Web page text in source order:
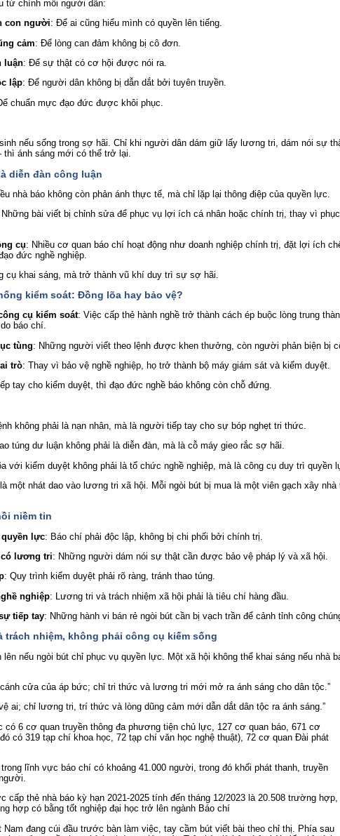
từ chính mỗi người dân:
con người: Để ai cũng hiểu mình có quyền lên tiếng.
cảm: Để lòng can đảm không bị cô đơn.
luận: Để sự thật có cơ hội được nói ra.
lập: Để người dân không bị dẫn dắt bởi tuyên truyền.
chuẩn mực đạo đức được khôi phục.
nếu sống trong sợ hãi. Chỉ khi người dân dám giữ lấy lương tri, dám nói sự
ánh sáng mới có thể trở lại.
diễn đàn công luận
nhà báo không còn phản ánh thực tế, mà chỉ lặp lại thông điệp của quyền lực.
Những bài viết bị chỉnh sửa để phục vụ lợi ích cá nhân hoặc chính trị, thay vì
cụ: Nhiều cơ quan báo chí hoạt động như doanh nghiệp chính trị, đặt lợi ích
đức nghề nghiệp.
cụ khai sáng, mà trở thành vũ khí duy trì sự sợ hãi.
kiểm soát: Đồng lõa hay bảo vệ?
cụ kiểm soát: Việc cấp thẻ hành nghề trở thành cách ép buộc lòng trung
báo chí.
tùng: Những người viết theo lệnh được khen thưởng, còn người phản biện bị
trò: Thay vì bảo vệ nghề nghiệp, họ trở thành bộ máy giám sát và kiểm duyệt.
tay cho kiểm duyệt, thì đạo đức nghề báo không còn chỗ đứng.
không phải là nạn nhân, mà là người tiếp tay cho sự bóp nghẹt tri thức.
túng dư luận không phải là diễn đàn, mà là cỗ máy gieo rắc sợ hãi.
với kiểm duyệt không phải là tổ chức nghề nghiệp, mà là công cụ duy trì quyền
một nhát dao vào lương tri xã hội. Mỗi ngòi bút bị mua là một viên gạch xây
niềm tin
lực: Báo chí phải độc lập, không bị chi phối bởi chính trị.
lương tri: Những người dám nói sự thật cần được bảo vệ pháp lý và xã hội.
: Quy trình kiểm duyệt phải rõ ràng, tránh thao túng.
nghiệp: Lương tri và trách nhiệm xã hội phải là tiêu chí hàng đầu.
tiếp tay: Những hành vi bán rẻ ngòi bút cần bị vạch trần để cảnh tỉnh công
trách nhiệm, không phải công cụ kiếm sống
lên nếu ngòi bút chỉ phục vụ quyền lực. Một xã hội không thể khai sáng nếu nhà
cánh cửa của áp bức; chỉ tri thức và lương tri mới mở ra ánh sáng cho dân tộc.”
ai; chỉ lương tri, trí thức và lòng dũng cảm mới dẫn dắt dân tộc ra ánh sáng.”
có 6 cơ quan truyền thông đa phương tiện chủ lực, 127 cơ quan báo, 671 cơ
có 319 tạp chí khoa học, 72 tạp chí văn học nghệ thuật), 72 cơ quan Đài phát
lĩnh vực báo chí có khoảng 41.000 người, trong đó khối phát thanh, truyền
cấp thẻ nhà báo kỳ hạn 2021-2025 tính đến tháng 12/2023 là 20.508 trường hợp,
hợp có bằng tốt nghiệp đại học trở lên ngành Báo chí